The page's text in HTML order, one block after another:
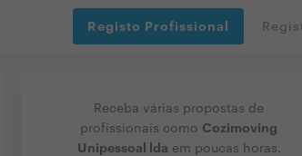
Registo Profissional
Receba várias propostas de
profissionais como Cozimoving
Unipessoal lda em poucas horas.